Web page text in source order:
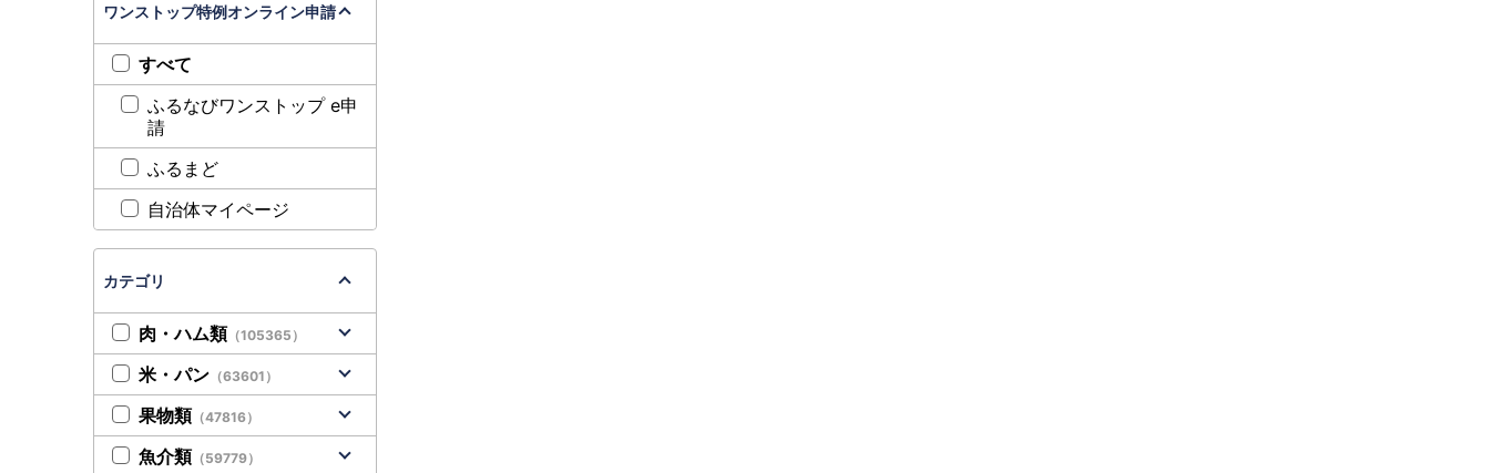
ワンストップ特例オンライン申請
すべて
ふるなびワンストップ e申
請
ふるまど
自治体マイページ
カテゴリ
肉・ハム類 （105365）
米・パン （63601）
果物類 （47816）
魚介類 （59779）